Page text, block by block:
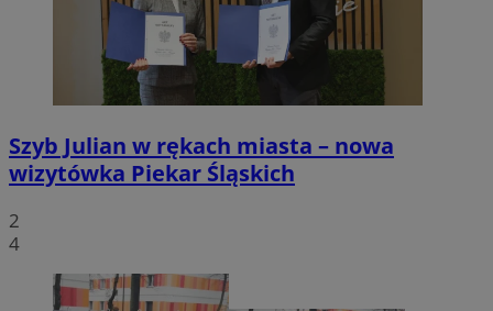
Szyb Julian w rękach miasta – nowa
wizytówka Piekar Śląskich
2
4